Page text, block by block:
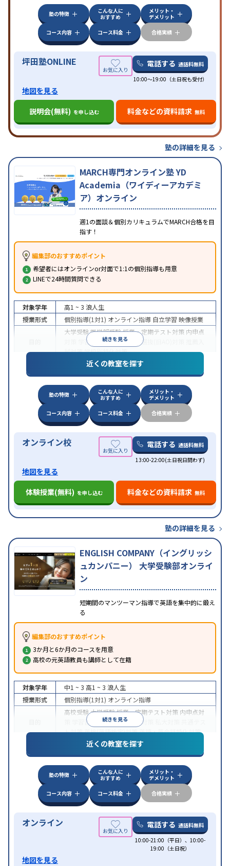
特徴
中高一貫校生に対応授業の振替可能 不登校生に対
学習にPC・タブレットを利用オンライン対応
科目から受講可能季節講習のみの受講可発達障害
の子どもに対応
塾の特徴
こんな人に
おすすめ
メリット・
デメリット
コース内容
コース料金 合格実績
坪田塾ONLINE 電話する 通話料無料
10:00～19:00（土日祝も受付）
地図を見る
説明会(無料) を申し込む 料金などの資料請求 無料
塾の詳細を見る
MARCH専門オンライン塾 YD
Academia（ワイディーアカデミ
ア）オンライン
週1の面談＆個別カリキュラムでMARCH合格を目
指す！
編集部のおすすめポイント
希望者にはオンラインor対面で1:1の個別指導も用意
LINEで24時間質問できる
続きを見る
対象学年 高1 ~ 3 浪人生
授業形式
個別指導(1対1) オンライン指導 自立学習 映像授業
大学受験医学部受験授業・定期テスト対策 内申点
学習習慣の定着 総合型選抜(旧AO)対策
試対策学校別特化対策
特徴
中高一貫校生に対応授業の振替可能
学習にPC・タブレットを利用オンライン対応1
科目から受講可能
近くの教室を探す
塾の特徴
こんな人に
おすすめ
メリット・
デメリット
コース内容
コース料金 合格実績
オンライン校 電話する 通話料無料
13:00-22:00(土日祝日問わず)
地図を見る
体験授業(無料) を申し込む 料金などの資料請求 無料
塾の詳細を見る
ENGLISH COMPANY（イングリッシ
ュカンパニー） 大学受験部オンライ
ン
短期間のマンツーマン指導で英語を集中的に鍛え
る
編集部のおすすめポイント
3か月と6か月のコースを用意
高校の元英語教員も講師として在籍
続きを見る
対象学年 中1 ~ 3 高1 ~ 3 浪人生
授業形式
個別指導(1対1) オンライン指導
高校受験大学受験授業・定期テスト対策 内申点対
学習習慣の定着国公立大対策
ト対策英検(英語検定)対策英語・英会話特化対策
特徴
中高一貫校生に対応授業の振替可能
学習にPC・タブレットを利用オンライン対応1
科目から受講可能
近くの教室を探す
塾の特徴
こんな人に
おすすめ
メリット・
デメリット
コース内容
コース料金 合格実績
オンライン 電話する 通話料無料
10:00-21:00（平日）、10:00-
19:00（土日祝）
地図を見る